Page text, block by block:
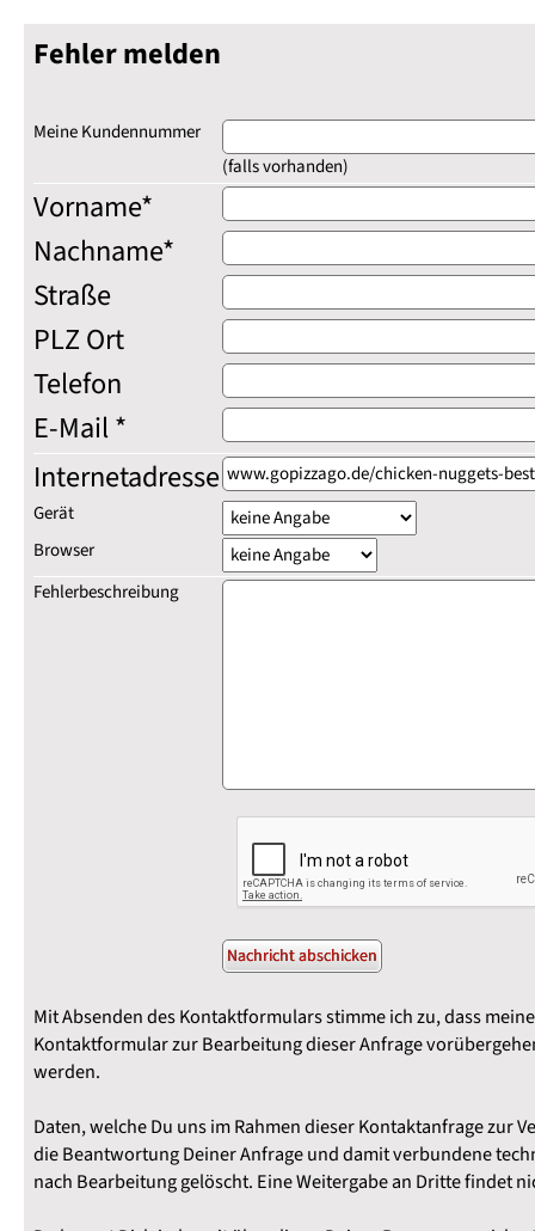
Fehler melden
Meine Kundennummer
(falls vorhanden)
Vorname*
Nachname*
Straße
PLZ Ort
Telefon
E-Mail *
Internetadresse
Gerät
Browser
Fehlerbeschreibung
Mit Absenden des Kontaktformulars stimme ich zu, dass
Kontaktformular zur Bearbeitung dieser Anfrage
werden.
Daten, welche Du uns im Rahmen dieser Kontaktanfrage zur
die Beantwortung Deiner Anfrage und damit verbundene
nach Bearbeitung gelöscht. Eine Weitergabe an Dritte findet